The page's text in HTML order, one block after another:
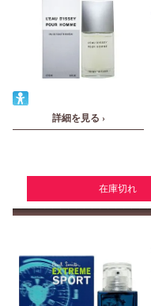
詳細を見る ›
在庫切れ